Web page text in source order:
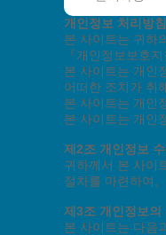
개인정보 처리방침
본 사이트는 귀하
『개인정보보호
본 사이트는 개인
어떠한 조치가 취
본 사이트는 개인
본 사이트는 개인
제2조 개인정보
귀하께서 본 사이
절차를 마련하여,
제3조 개인정보의
본 사이트는 다음
회사소개 단체